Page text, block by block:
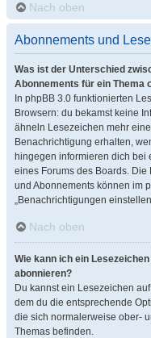
Nach oben
Abonnements und
Was ist der Unterschied
Abonnements für ein Thema
In phpBB 3.0 funktionierten
Browsern: du bekamst keine
ähneln Lesezeichen mehr
Benachrichtigung erhalten,
hingegen informieren dich bei
eines Forums des Boards.
und Abonnements können im
„Benachrichtigungen
Nach oben
Wie kann ich ein
abonnieren?
Du kannst ein Lesezeichen
dem du die entsprechende
die sich normalerweise ober-
Themas befinden.